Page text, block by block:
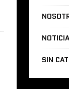
SIN